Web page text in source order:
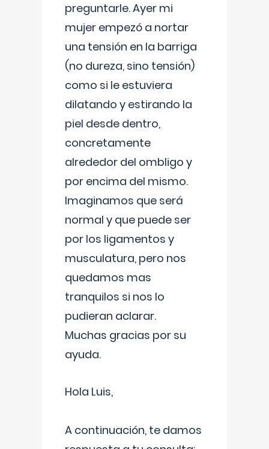
preguntarle. Ayer mi
mujer empezó a nortar
una tensión en la barriga
(no dureza, sino tensión)
como si le estuviera
dilatando y estirando la
piel desde dentro,
concretamente
alrededor del ombligo y
por encima del mismo.
Imaginamos que será
normal y que puede ser
por los ligamentos y
musculatura, pero nos
quedamos mas
tranquilos si nos lo
pudieran aclarar.
Muchas gracias por su
ayuda.
Hola Luis,
A continuación, te damos